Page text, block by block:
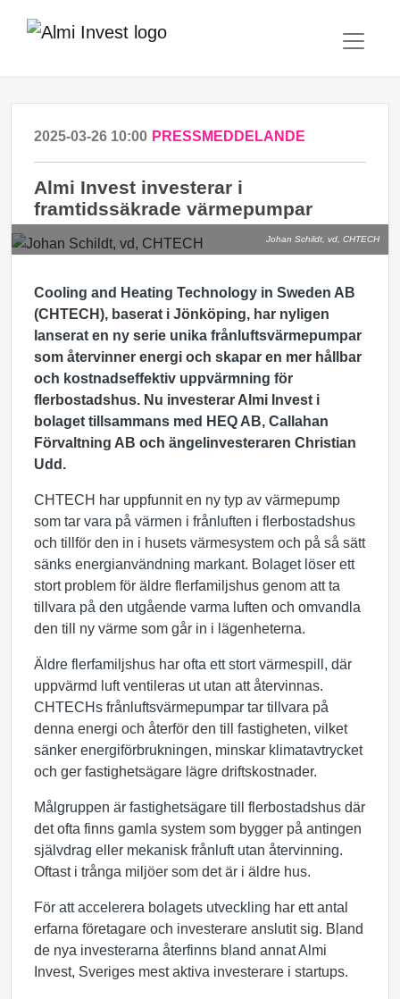
2025-03-26 10:00 PRESSMEDDELANDE
Almi Invest investerar i
framtidssäkrade värmepumpar
Johan Schildt, vd, CHTECH
Cooling and Heating Technology in Sweden AB
(CHTECH), baserat i Jönköping, har nyligen
lanserat en ny serie unika frånluftsvärmepumpar
som återvinner energi och skapar en mer hållbar
och kostnadseffektiv uppvärmning för
flerbostadshus. Nu investerar Almi Invest i
bolaget tillsammans med HEQ AB, Callahan
Förvaltning AB och ängelinvesteraren Christian
Udd.
CHTECH har uppfunnit en ny typ av värmepump
som tar vara på värmen i frånluften i flerbostadshus
och tillför den in i husets värmesystem och på så sätt
sänks energianvändning markant. Bolaget löser ett
stort problem för äldre flerfamiljshus genom att ta
tillvara på den utgående varma luften och omvandla
den till ny värme som går in i lägenheterna.
Äldre flerfamiljshus har ofta ett stort värmespill, där
uppvärmd luft ventileras ut utan att återvinnas.
CHTECHs frånluftsvärmepumpar tar tillvara på
denna energi och återför den till fastigheten, vilket
sänker energiförbrukningen, minskar klimatavtrycket
och ger fastighetsägare lägre driftskostnader.
Målgruppen är fastighetsägare till flerbostadshus där
det ofta finns gamla system som bygger på antingen
självdrag eller mekanisk frånluft utan återvinning.
Oftast i trånga miljöer som det är i äldre hus.
För att accelerera bolagets utveckling har ett antal
erfarna företagare och investerare anslutit sig. Bland
de nya investerarna återfinns bland annat Almi
Invest, Sveriges mest aktiva investerare i startups.